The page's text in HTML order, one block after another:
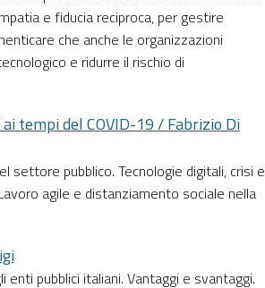
e fiducia reciproca, per gestire
che anche le organizzazioni
e ridurre il rischio di
tempi del COVID-19 / Fabrizio Di
settore pubblico. Tecnologie digitali, crisi e
agile e distanziamento sociale nella
pubblici italiani. Vantaggi e svantaggi.